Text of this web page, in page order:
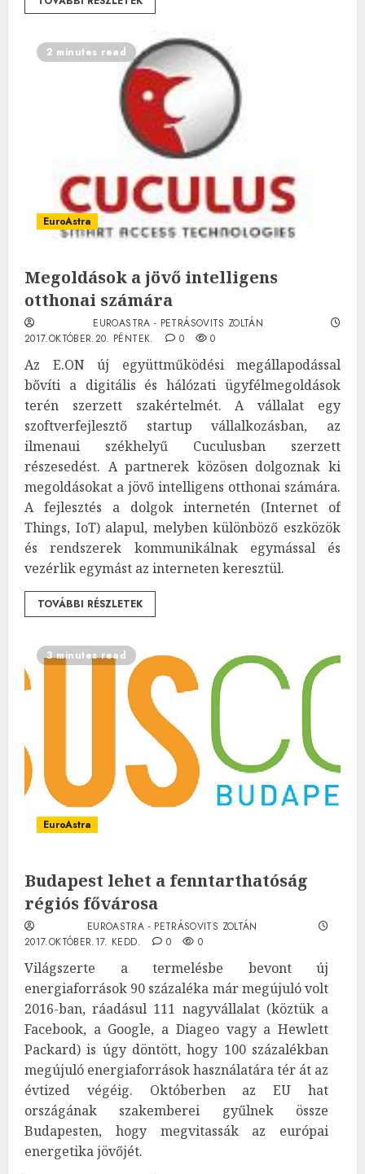
2 minutes read
EuroAstra
Megoldások a jövő intelligens
otthonai számára
EUROASTRA - PETRÁSOVITS ZOLTÁN
2017.OKTÓBER.20. PÉNTEK.
0 0
Az E.ON új együttműködési megállapodással
bővíti a digitális és hálózati ügyfélmegoldások
terén szerzett szakértelmét. A vállalat egy
szoftverfejlesztő startup vállalkozásban, az
ilmenaui székhelyű Cuculusban szerzett
részesedést. A partnerek közösen dolgoznak ki
megoldásokat a jövő intelligens otthonai számára.
A fejlesztés a dolgok internetén (Internet of
Things, IoT) alapul, melyben különböző eszközök
és rendszerek kommunikálnak egymással és
vezérlik egymást az interneten keresztül.
TOVÁBBI RÉSZLETEK
3 minutes read
EuroAstra
Budapest lehet a fenntarthatóság
régiós fővárosa
EUROASTRA - PETRÁSOVITS ZOLTÁN
2017.OKTÓBER.17. KEDD.
0 0
Világszerte a termelésbe bevont új
energiaforrások 90 százaléka már megújuló volt
2016-ban, ráadásul 111 nagyvállalat (köztük a
Facebook, a Google, a Diageo vagy a Hewlett
Packard) is úgy döntött, hogy 100 százalékban
megújuló energiaforrások használatára tér át az
évtized végéig. Októberben az EU hat
országának szakemberei gyűlnek össze
Budapesten, hogy megvitassák az európai
energetika jövőjét.